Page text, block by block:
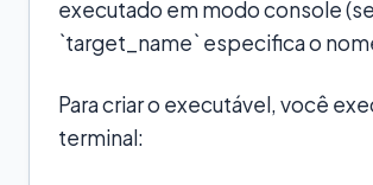
executado em modo console
`target_name` especifica o
Para criar o executável, você
terminal: